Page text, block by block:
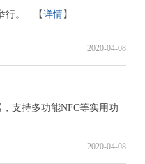
行。...【详情】
2020-04-08
支持多功能NFC等实用功
2020-04-08